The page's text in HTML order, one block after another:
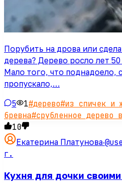
Порубить на дрова или
дерева? Дерево росло лет
Мало того, что поднадоело,
пропускало,…
5 1#дерево#из спичек и
бревна#срубленное дерево
10
Екатерина Платунова·
г.
Кухня для дочки